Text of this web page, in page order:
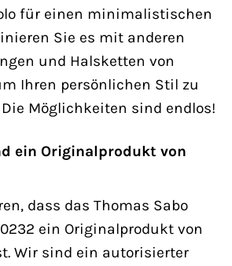
für einen minimalistischen
Sie es mit anderen
und Halsketten von
Ihren persönlichen Stil zu
Möglichkeiten sind endlos!
ein Originalprodukt von
dass das Thomas Sabo
ein Originalprodukt von
Wir sind ein autorisierter